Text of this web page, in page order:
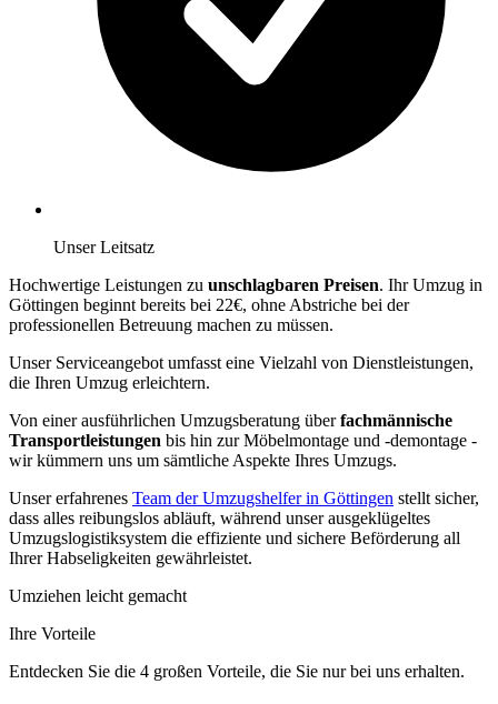
Unser Leitsatz
Hochwertige Leistungen zu unschlagbaren Preisen. Ihr Umzug in
Göttingen beginnt bereits bei 22€, ohne Abstriche bei der
professionellen Betreuung machen zu müssen.
Unser Serviceangebot umfasst eine Vielzahl von Dienstleistungen,
die Ihren Umzug erleichtern.
Von einer ausführlichen Umzugsberatung überfachmännische
Transportleistungen bis hin zur Möbelmontage und -demontage -
wir kümmern uns um sämtliche Aspekte Ihres Umzugs.
Unser erfahrenes Team der Umzugshelfer in Göttingen stellt sicher,
dass alles reibungslos abläuft, während unser ausgeklügeltes
Umzugslogistiksystem die effiziente und sichere Beförderung all
Ihrer Habseligkeiten gewährleistet.
Umziehen leicht gemacht
Ihre Vorteile
Entdecken Sie die 4 großen Vorteile, die Sie nur bei uns erhalten.